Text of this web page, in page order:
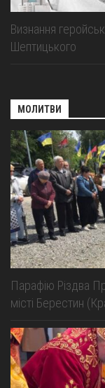
Визнання
Шептицького
МОЛИТВИ
Парафію Різдва
місті Берестин